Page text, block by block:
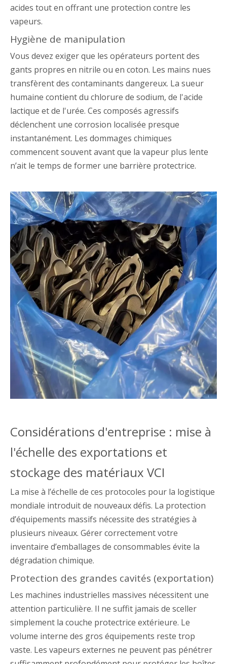
acides tout en offrant une protection contre les
vapeurs.
Hygiène de manipulation
Vous devez exiger que les opérateurs portent des
gants propres en nitrile ou en coton. Les mains nues
transfèrent des contaminants dangereux. La sueur
humaine contient du chlorure de sodium, de l'acide
lactique et de l'urée. Ces composés agressifs
déclenchent une corrosion localisée presque
instantanément. Les dommages chimiques
commencent souvent avant que la vapeur plus lente
n’ait le temps de former une barrière protectrice.
Considérations d'entreprise : mise à
l'échelle des exportations et
stockage des matériaux VCI
La mise à l’échelle de ces protocoles pour la logistique
mondiale introduit de nouveaux défis. La protection
d’équipements massifs nécessite des stratégies à
plusieurs niveaux. Gérer correctement votre
inventaire d’emballages de consommables évite la
dégradation chimique.
Protection des grandes cavités (exportation)
Les machines industrielles massives nécessitent une
attention particulière. Il ne suffit jamais de sceller
simplement la couche protectrice extérieure. Le
volume interne des gros équipements reste trop
vaste. Les vapeurs externes ne peuvent pas pénétrer